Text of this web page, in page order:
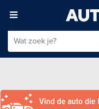
Vind de auto die